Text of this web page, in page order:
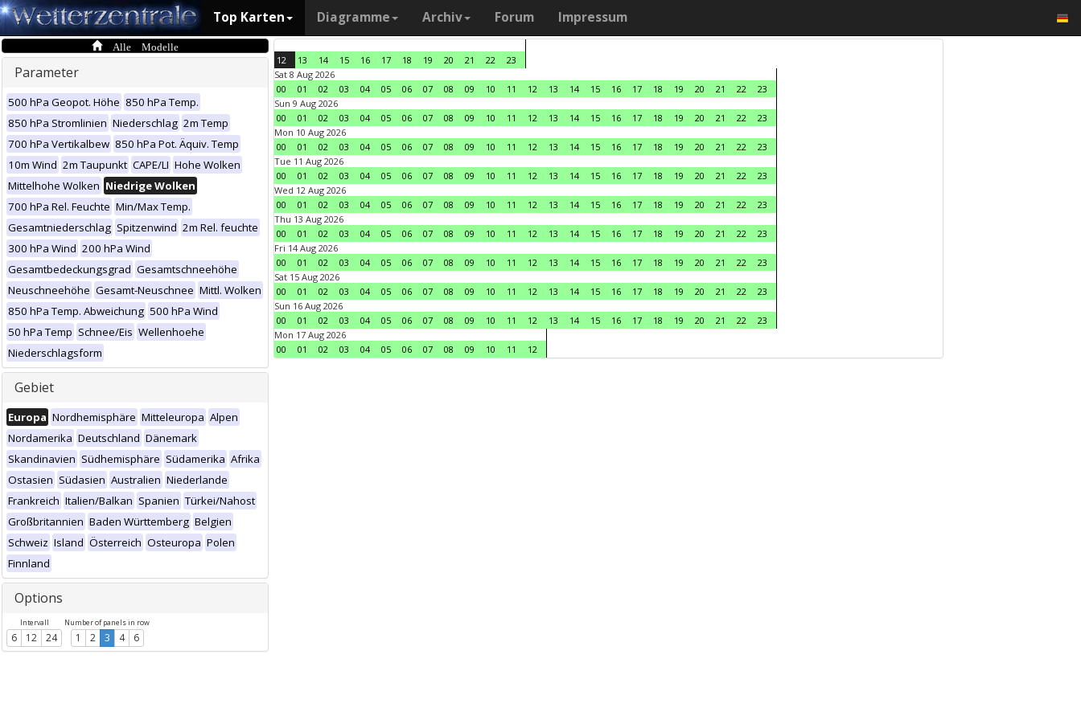
Top Karten Diagramme Archiv Forum Impressum
Alle Modelle
Parameter
500 hPa Geopot. Höhe 850 hPa Temp.
850 hPa Stromlinien Niederschlag 2m Temp
700 hPa Vertikalbew 850 hPa Pot. Äquiv. Temp
10m Wind 2m Taupunkt CAPE/LI Hohe Wolken
Mittelhohe Wolken Niedrige Wolken
700 hPa Rel. Feuchte Min/Max Temp.
Gesamtniederschlag Spitzenwind 2m Rel. feuchte
300 hPa Wind 200 hPa Wind
Gesamtbedeckungsgrad Gesamtschneehöhe
Neuschneehöhe Gesamt-Neuschnee Mittl. Wolken
850 hPa Temp. Abweichung 500 hPa Wind
50 hPa Temp Schnee/Eis Wellenhoehe
Niederschlagsform
Gebiet
Europa Nordhemisphäre Mitteleuropa Alpen
Nordamerika Deutschland Dänemark
Skandinavien Südhemisphäre Südamerika Afrika
Ostasien Südasien Australien Niederlande
Frankreich Italien/Balkan Spanien Türkei/Nahost
Großbritannien Baden Württemberg Belgien
Schweiz Island Österreich Osteuropa Polen
Finnland
Options
Intervall
6 12 24
Number of panels in row
1 2 3 4 6
12 13 14 15 16 17 18 19 20 21 22
23
Sat 8 Aug 2026
00
01 02 03 04 05 06 07 08 09 10 11 12 13 14 15 16 17 18 19 20 21 22
23
Sun 9 Aug 2026
00
01 02 03 04 05 06 07 08 09 10 11 12 13 14 15 16 17 18 19 20 21 22
23
Mon 10 Aug 2026
00
01 02 03 04 05 06 07 08 09 10 11 12 13 14 15 16 17 18 19 20 21 22
23
Tue 11 Aug 2026
00
01 02 03 04 05 06 07 08 09 10 11 12 13 14 15 16 17 18 19 20 21 22
23
Wed 12 Aug 2026
00
01 02 03 04 05 06 07 08 09 10 11 12 13 14 15 16 17 18 19 20 21 22
23
Thu 13 Aug 2026
00
01 02 03 04 05 06 07 08 09 10 11 12 13 14 15 16 17 18 19 20 21 22
23
Fri 14 Aug 2026
00
01 02 03 04 05 06 07 08 09 10 11 12 13 14 15 16 17 18 19 20 21 22
23
Sat 15 Aug 2026
00
01 02 03 04 05 06 07 08 09 10 11 12 13 14 15 16 17 18 19 20 21 22
23
Sun 16 Aug 2026
00
01 02 03 04 05 06 07 08 09 10 11 12 13 14 15 16 17 18 19 20 21 22
23
Mon 17 Aug 2026
00
01 02 03 04 05 06 07 08 09 10 11 12